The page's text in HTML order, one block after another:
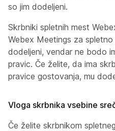
so jim dodeljeni.
Skrbniki spletnih mest
Webex Meetings za
dodeljeni, vendar ne bodo
pravic. Če želite, da ima
pravice gostovanja, mu
Vloga skrbnika vsebine
Če želite skrbnikom